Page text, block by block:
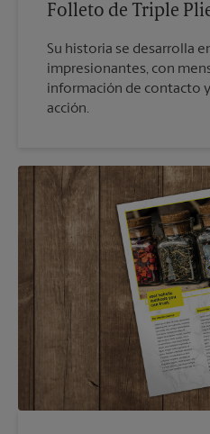
Folleto de Triple
Su historia se desarrolla
impresionantes, con
información de contacto
acción.